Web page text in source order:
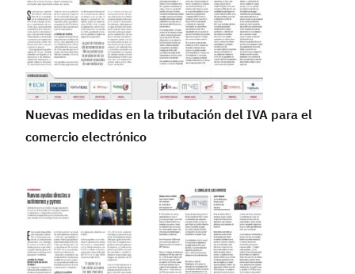
Nuevas medidas en la tributación del IVA para el
comercio electrónico